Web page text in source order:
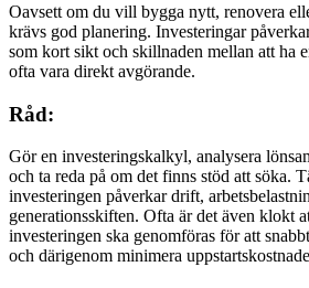
Oavsett om du vill bygga nytt, renovera
krävs god planering. Investeringar
som kort sikt och skillnaden mellan att ha
ofta vara direkt avgörande.
Råd:
Gör en investeringskalkyl, analysera
och ta reda på om det finns stöd att söka.
investeringen påverkar drift,
generationsskiften. Ofta är det även klokt
investeringen ska genomföras för att
och därigenom minimera